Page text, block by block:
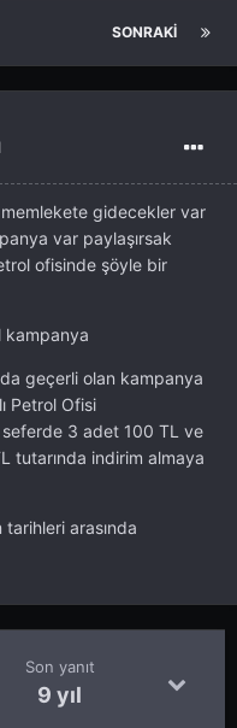
SONRAKI
gidecekler var
var paylaşırsak
ofisinde şöyle bir
kampanya
geçerli olan kampanya
Petrol Ofisi
seferde 3 adet 100 TL ve
tutarında indirim almaya
tarihleri arasında
Son yanıt
9 yıl